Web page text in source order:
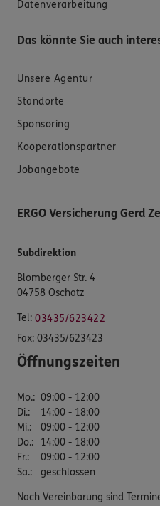
Datenverarbeitung
Das könnte Sie auch
Unsere Agentur
Standorte
Sponsoring
Kooperationspartner
Jobangebote
ERGO Versicherung Gerd
Subdirektion
Blomberger Str. 4
04758 Oschatz
Tel: 03435/623422
Fax: 03435/623423
Öffnungszeiten
Mo.: 09:00 - 12:00
Di.:
14:00 - 18:00
Mi.:
09:00 - 12:00
Do.:
14:00 - 18:00
Fr.:
09:00 - 12:00
Sa.: geschlossen
Nach Vereinbarung sind